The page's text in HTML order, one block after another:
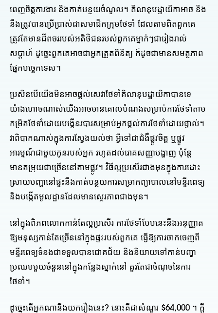
ពេញចិត្តការងារ និងកាត់បន្ថយចំណូល។ គិលានុបដ្ឋាយិកាអាច និង
នឹងត្រូវបានប្រើប្រាស់ជាសមាជិកក្រុមថែទាំ ដែលតាមពិតពួកគេ
ត្រូវតែមានជីពចររបស់អតិថិជនរបស់ពួកគេម្នាក់ៗជារៀងរាល់
សប្តាហ៍ ដូច្នេះពួកគេអាចជាអ្នកត្រួតពិនិត្យ ក៏ដូចជាមានសមត្ថភាព
ផ្នែកបច្ចេកទេស។
ប្រសិនបើយើងមិនអាចផ្តល់សេវាថែទាំគិលានុបដ្ឋាយិកាបានទេ
យ៉ាងហោចណាស់យើងអាចមានគោលបំណងសម្រាប់ការថែទាំតាម
កម្រិតថែទាំដោយបង្កើនរបារសម្រាប់អ្នកផ្តល់ការថែទាំដោយផ្ទាល់។
វាពិបាកណាស់ក្នុងការស្វែងយល់ថា អ្វីទៅជាជំងឺផ្លូវចិត្ត ឬផ្លូវ
អារម្មណ៍ជាមួយកូនរបស់អ្នក រហូតដល់រោគសញ្ញាបង្ហាញ ប៉ុន្តែ
មានតម្រុយជាច្រើននៅតាមផ្លូវ។ វិធីល្អប្រសើរជាងមុនក្នុងការដោះ
ស្រាយបញ្ហានៅផ្ទះនឹងកាត់បន្ថយការសម្រាកព្យាបាលនៅមន្ទីរពេទ្យ
និងបង្កើតមូលដ្ឋានដែលមានស្ថេរភាពជាងមុន។
នៅក្នុងពិភពលោកកាន់តែល្អប្រសើរ ការថែទាំបែបនេះនឹងអនុញ្ញាត
ឱ្យមនុស្សកាន់តែច្រើននៅក្នុងផ្ទះរបស់ពួកគេ ធ្វើឱ្យការចាកចេញពី
មន្ទីរពេទ្យទំនងជាទទួលបានជោគជ័យ និងនិយាយទៅកាន់បញ្ហា
ប្រឈមមួយចំនួននៅក្នុងកន្លែងស្នាក់នៅ គួរតែជាចំណុចនៃការ
ថែទាំ។
ដូច្នេះតើអ្នកណានឹងយករឿងនេះ? នោះគឺជាសំណួរ $64,000 ។ ក្តី